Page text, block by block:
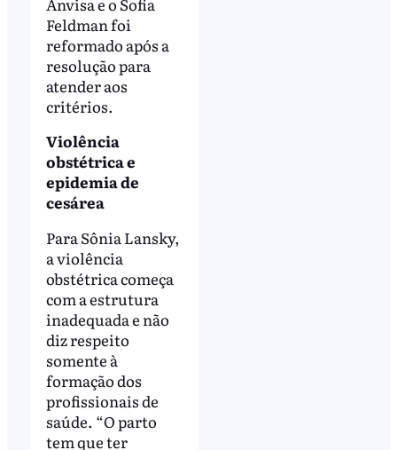
Feldman foi
reformado após a
resolução para
atender aos
critérios.
Violência
obstétrica e
epidemia de
cesárea
Para Sônia Lansky,
a violência
obstétrica começa
com a estrutura
inadequada e não
diz respeito
somente à
formação dos
profissionais de
saúde. “O parto
tem que ter